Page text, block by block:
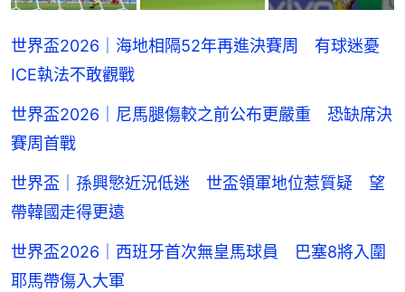
世界盃2026｜海地相隔52年再進決賽周 有球迷憂
ICE執法不敢觀戰
世界盃2026｜尼馬腿傷較之前公布更嚴重 恐缺席決
賽周首戰
世界盃｜孫興慜近況低迷 世盃領軍地位惹質疑 望
帶韓國走得更遠
世界盃2026｜西班牙首次無皇馬球員 巴塞8將入圍
耶馬帶傷入大軍